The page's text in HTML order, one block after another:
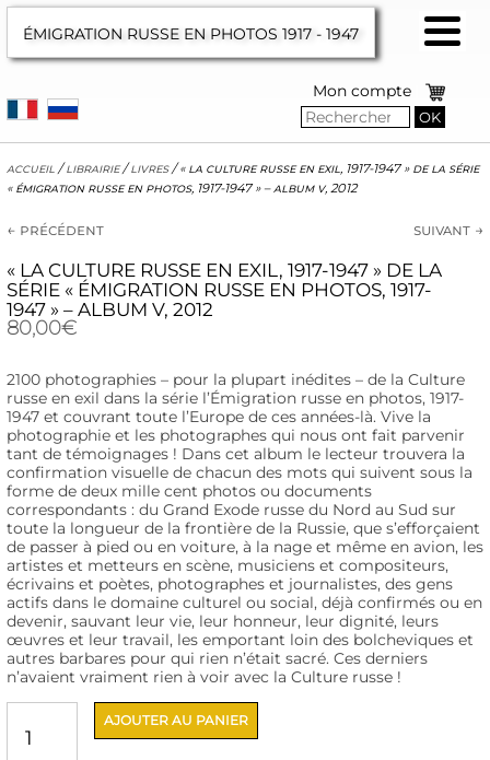
ÉMIGRATION RUSSE EN PHOTOS1917 - 1947
Mon compte
OK
accueil/librairie/livres/« la culture russe en exil, 1917-1947 » de la série
« émigration russe en photos, 1917-1947 » – album v, 2012
← précédent suivant →
« LA CULTURE RUSSE EN EXIL, 1917-1947 » DE LA
SÉRIE « ÉMIGRATION RUSSE EN PHOTOS, 1917-
1947 » – ALBUM V, 2012
80,00€
2100 photographies – pour la plupart inédites – de la Culture
russe en exil dans la série l’Émigration russe en photos, 1917-
1947 et couvrant toute l’Europe de ces années-là. Vive la
photographie et les photographes qui nous ont fait parvenir
tant de témoignages ! Dans cet album le lecteur trouvera la
confirmation visuelle de chacun des mots qui suivent sous la
forme de deux mille cent photos ou documents
correspondants : du Grand Exode russe du Nord au Sud sur
toute la longueur de la frontière de la Russie, que s’efforçaient
de passer à pied ou en voiture, à la nage et même en avion, les
artistes et metteurs en scène, musiciens et compositeurs,
écrivains et poètes, photographes et journalistes, des gens
actifs dans le domaine culturel ou social, déjà confirmés ou en
devenir, sauvant leur vie, leur honneur, leur dignité, leurs
œuvres et leur travail, les emportant loin des bolcheviques et
autres barbares pour qui rien n’était sacré. Ces derniers
n’avaient vraiment rien à voir avec la Culture russe !
"La
AJOUTER AU PANIER